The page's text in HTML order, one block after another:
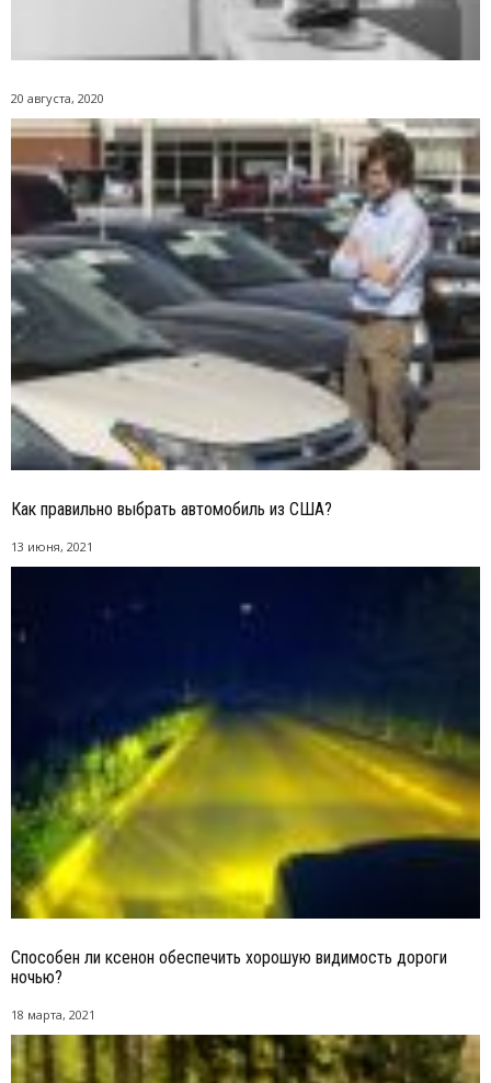
20 августа, 2020
Как правильно выбрать автомобиль из США?
13 июня, 2021
Способен ли ксенон обеспечить хорошую видимость дороги
ночью?
18 марта, 2021